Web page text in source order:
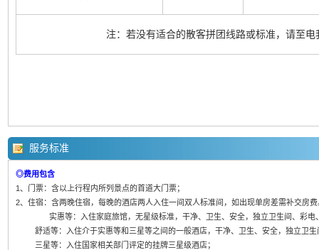
注：若没有适合的散客拼团线路或标准，请至电
服务标准
◎费用包含
1、门票：含以上行程内所列景点的首道大门票；
2、住宿：含两晚住宿，每晚的酒店两人入住一间双人标准间，如出现单房差需补交房
实惠等：入住家庭旅馆，无星级标准，干净、卫生、安全，独立卫生间、彩电
舒适等：入住介于实惠等和三星等之间的一般酒店，干净、卫生、安全，独立卫生
三星等：入住国家相关部门评定的挂牌三星级酒店；